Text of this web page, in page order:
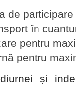
de
în
pentru
pentru
și